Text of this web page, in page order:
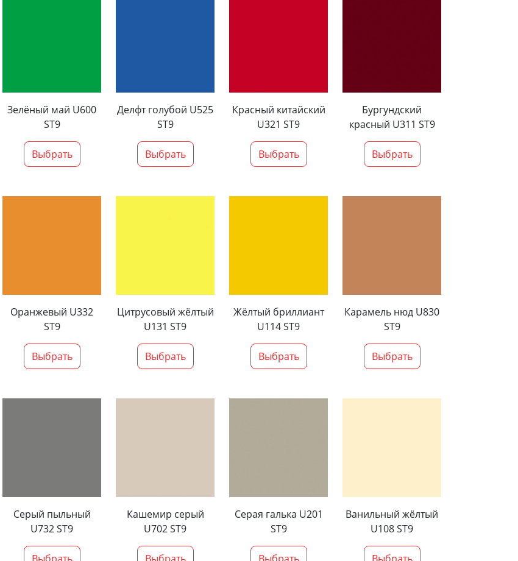
Зелёный май U600
ST9
Выбрать
Делфт голубой U525
ST9
Выбрать
Красный китайский
U321 ST9
Выбрать
Бургундский
красный U311 ST9
Выбрать
Оранжевый U332
ST9
Выбрать
Цитрусовый жёлтый
U131 ST9
Выбрать
Жёлтый бриллиант
U114 ST9
Выбрать
Карамель нюд U830
ST9
Выбрать
Серый пыльный
U732 ST9
Кашемир серый
U702 ST9
Серая галька U201
ST9
Ванильный жёлтый
U108 ST9